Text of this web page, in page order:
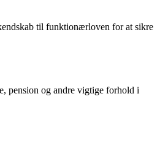
til funktionærloven for at sikre
pension og andre vigtige forhold i